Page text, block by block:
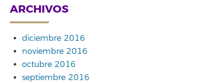
ARCHIVOS
diciembre 2016
noviembre 2016
octubre 2016
septiembre 2016